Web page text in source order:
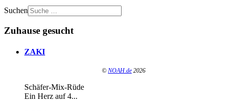
Suchen
Zuhause gesucht
ZAKI
© NOAH.de 2026
Schäfer-Mix-Rüde
Ein Herz auf 4...